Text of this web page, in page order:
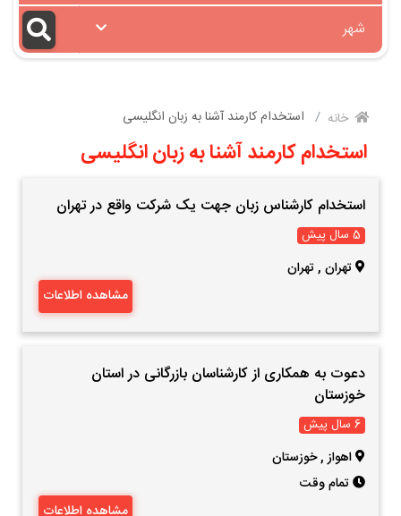
شهر
خانه استخدام کارمند آشنا به زبان انگلیسی
استخدام کارمند آشنا به زبان انگلیسی
استخدام کارشناس زبان جهت یک شرکت واقع در تهران
5 سال پیش
تهران ,تهران
مشاهده اطلاعات
دعوت به همکاری از کارشناسان بازرگانی در استان
خوزستان
6 سال پیش
اهواز ,خوزستان
تمام وقت
مشاهده اطلاعات